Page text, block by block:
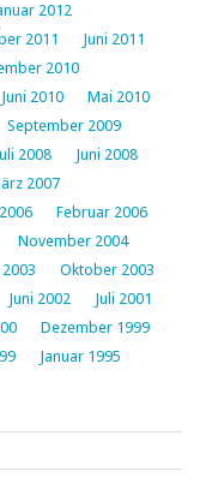
2012
2011
Juni 2011
2010
Juni 2010
Mai 2010
September 2009
2008
Juni 2008
2007
Februar 2006
November 2004
Oktober 2003
Juni 2002
Juli 2001
Dezember 1999
Januar 1995